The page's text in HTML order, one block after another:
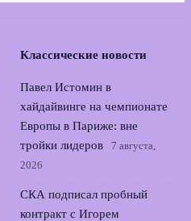
Классические новости
Павел Истомин в
хайдайвинге на чемпионате
Европы в Париже: вне
тройки лидеров
7 августа,
2026
СКА подписал пробный
контракт с Игорем